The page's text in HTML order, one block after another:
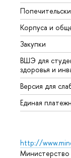
Корпуса и
Закупки
ВШЭ для
здоровья и
Версия для
Единая
http://
Министерство